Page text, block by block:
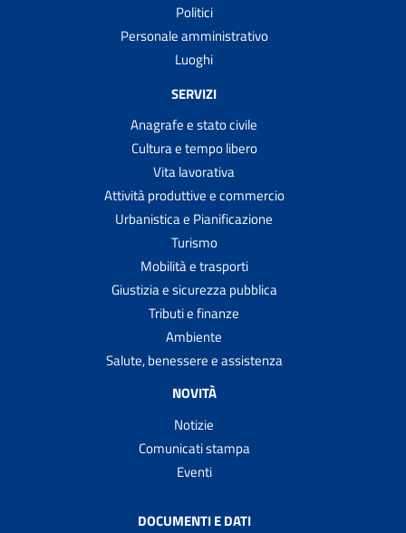
Politici
Personale amministrativo
Luoghi
SERVIZI
Anagrafe e stato civile
Cultura e tempo libero
Vita lavorativa
Attività produttive e commercio
Urbanistica e Pianificazione
Turismo
Mobilità e trasporti
Giustizia e sicurezza pubblica
Tributi e finanze
Ambiente
Salute, benessere e assistenza
NOVITÀ
Notizie
Comunicati stampa
Eventi
DOCUMENTI E DATI